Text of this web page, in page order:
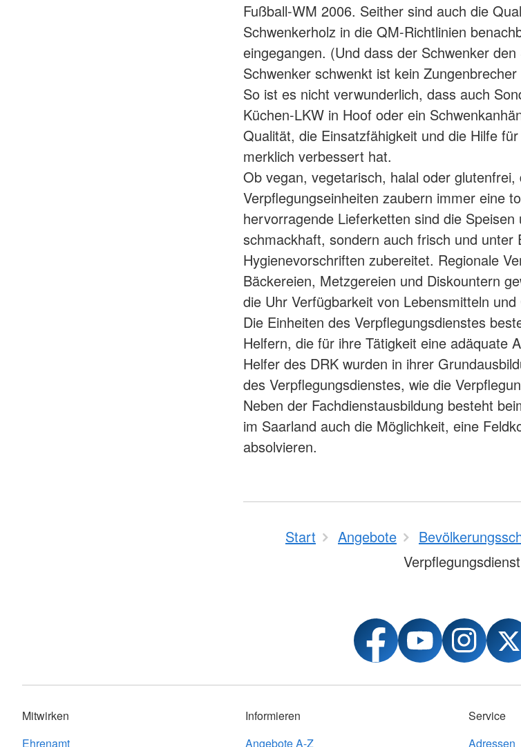
Fußball-WM 2006. Seither sind auch die
Schwenkerholz in die QM-Richtlinien
eingegangen. (Und dass der Schwenker
Schwenker schwenkt ist kein
So ist es nicht verwunderlich, dass auch
Küchen-LKW in Hoof oder ein
Qualität, die Einsatzfähigkeit und die Hilfe
merklich verbessert hat.
Ob vegan, vegetarisch, halal oder glutenfrei,
Verpflegungseinheiten zaubern immer eine
hervorragende Lieferketten sind die
schmackhaft, sondern auch frisch und unter
Hygienevorschriften zubereitet. Regionale
Bäckereien, Metzgereien und Diskountern
die Uhr Verfügbarkeit von Lebensmitteln
Die Einheiten des Verpflegungsdienstes
Helfern, die für ihre Tätigkeit eine adäquate
Helfer des DRK wurden in ihrer
des Verpflegungsdienstes, wie die
Neben der Fachdienstausbildung besteht
im Saarland auch die Möglichkeit, eine
absolvieren.
Start Angebote
Verpflegungsdienst
Mitwirken
Ehrenamt
Informieren
Angebote A-Z
Service
Adressen